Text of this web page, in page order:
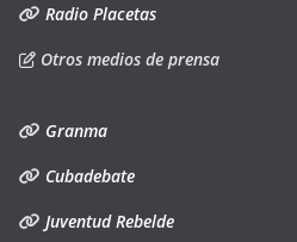
Radio Placetas
Otros medios de prensa
Granma
Cubadebate
Juventud Rebelde